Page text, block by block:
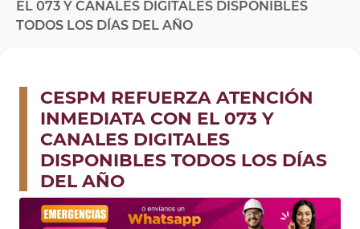
EL 073 Y CANALES DIGITALES DISPONIBLES
TODOS LOS DÍAS DEL AÑO
CESPM REFUERZA ATENCIÓN
INMEDIATA CON EL 073 Y
CANALES DIGITALES
DISPONIBLES TODOS LOS DÍAS
DEL AÑO